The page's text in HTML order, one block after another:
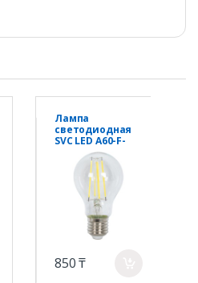
Лампа
светодиодная
SVC LED A60-F-
12W-E27-3000K
Тёплый Серия
850 ₸